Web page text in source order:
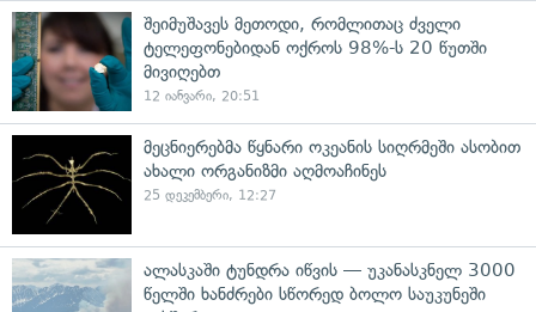
შეიმუშავეს მეთოდი, რომლითაც ძველი
ტელეფონებიდან ოქროს 98%-ს 20 წუთში
მივიღებთ
12 იანვარი, 20:51
მეცნიერებმა წყნარი ოკეანის სიღრმეში ასობით
ახალი ორგანიზმი აღმოაჩინეს
25 დეკემბერი, 12:27
ალასკაში ტუნდრა იწვის — უკანასკნელ 3000
წელში ხანძრები სწორედ ბოლო საუკუნეში